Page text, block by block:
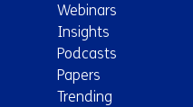
Webinars
Insights
Podcasts
Papers
Trending